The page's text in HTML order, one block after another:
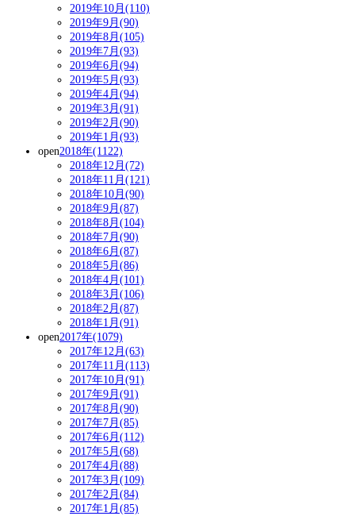
2019年10月(110)
2019年9月(90)
2019年8月(105)
2019年7月(93)
2019年6月(94)
2019年5月(93)
2019年4月(94)
2019年3月(91)
2019年2月(90)
2019年1月(93)
open2018年(1122)
2018年12月(72)
2018年11月(121)
2018年10月(90)
2018年9月(87)
2018年8月(104)
2018年7月(90)
2018年6月(87)
2018年5月(86)
2018年4月(101)
2018年3月(106)
2018年2月(87)
2018年1月(91)
open2017年(1079)
2017年12月(63)
2017年11月(113)
2017年10月(91)
2017年9月(91)
2017年8月(90)
2017年7月(85)
2017年6月(112)
2017年5月(68)
2017年4月(88)
2017年3月(109)
2017年2月(84)
2017年1月(85)